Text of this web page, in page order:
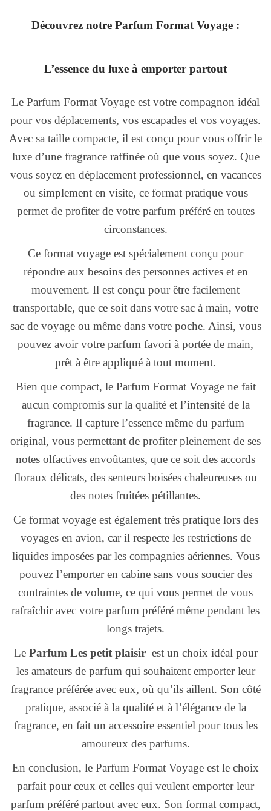
Découvrez notre Parfum Format Voyage :
L’essence du luxe à emporter partout
Le Parfum Format Voyage est votre compagnon idéal
pour vos déplacements, vos escapades et vos voyages.
Avec sa taille compacte, il est conçu pour vous offrir le
luxe d’une fragrance raffinée où que vous soyez. Que
vous soyez en déplacement professionnel, en vacances
ou simplement en visite, ce format pratique vous
permet de profiter de votre parfum préféré en toutes
circonstances.
Ce format voyage est spécialement conçu pour
répondre aux besoins des personnes actives et en
mouvement. Il est conçu pour être facilement
transportable, que ce soit dans votre sac à main, votre
sac de voyage ou même dans votre poche. Ainsi, vous
pouvez avoir votre parfum favori à portée de main,
prêt à être appliqué à tout moment.
Bien que compact, le Parfum Format Voyage ne fait
aucun compromis sur la qualité et l’intensité de la
fragrance. Il capture l’essence même du parfum
original, vous permettant de profiter pleinement de ses
notes olfactives envoûtantes, que ce soit des accords
floraux délicats, des senteurs boisées chaleureuses ou
des notes fruitées pétillantes.
Ce format voyage est également très pratique lors des
voyages en avion, car il respecte les restrictions de
liquides imposées par les compagnies aériennes. Vous
pouvez l’emporter en cabine sans vous soucier des
contraintes de volume, ce qui vous permet de vous
rafraîchir avec votre parfum préféré même pendant les
longs trajets.
Le Parfum Les petit plaisirest un choix idéal pour
les amateurs de parfum qui souhaitent emporter leur
fragrance préférée avec eux, où qu’ils aillent. Son côté
pratique, associé à la qualité et à l’élégance de la
fragrance, en fait un accessoire essentiel pour tous les
amoureux des parfums.
En conclusion, le Parfum Format Voyage est le choix
parfait pour ceux et celles qui veulent emporter leur
parfum préféré partout avec eux. Son format compact,